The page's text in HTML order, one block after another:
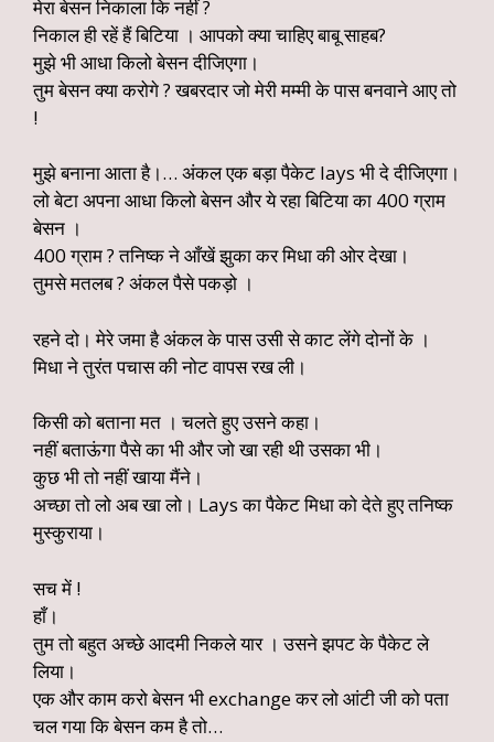
मेरा बेसन निकाला कि नहीं ?
निकाल ही रहें हैं बिटिया । आपको क्या चाहिए बाबू साहब?
मुझे भी आधा किलो बेसन दीजिएगा।
तुम बेसन क्या करोगे ? खबरदार जो मेरी मम्मी के पास बनवाने आए तो
!
मुझे बनाना आता है।… अंकल एक बड़ा पैकेट lays भी दे दीजिएगा।
लो बेटा अपना आधा किलो बेसन और ये रहा बिटिया का 400 ग्राम
बेसन ।
400 ग्राम ? तनिष्क ने आँखें झुका कर मिधा की ओर देखा।
तुमसे मतलब ? अंकल पैसे पकड़ो ।
रहने दो। मेरे जमा है अंकल के पास उसी से काट लेंगे दोनों के ।
मिधा ने तुरंत पचास की नोट वापस रख ली।
किसी को बताना मत । चलते हुए उसने कहा।
नहीं बताऊंगा पैसे का भी और जो खा रही थी उसका भी।
कुछ भी तो नहीं खाया मैंने।
अच्छा तो लो अब खा लो। Lays का पैकेट मिधा को देते हुए तनिष्क
मुस्कुराया।
सच में !
हाँ।
तुम तो बहुत अच्छे आदमी निकले यार । उसने झपट के पैकेट ले
लिया।
एक और काम करो बेसन भी exchange कर लो आंटी जी को पता
चल गया कि बेसन कम है तो…